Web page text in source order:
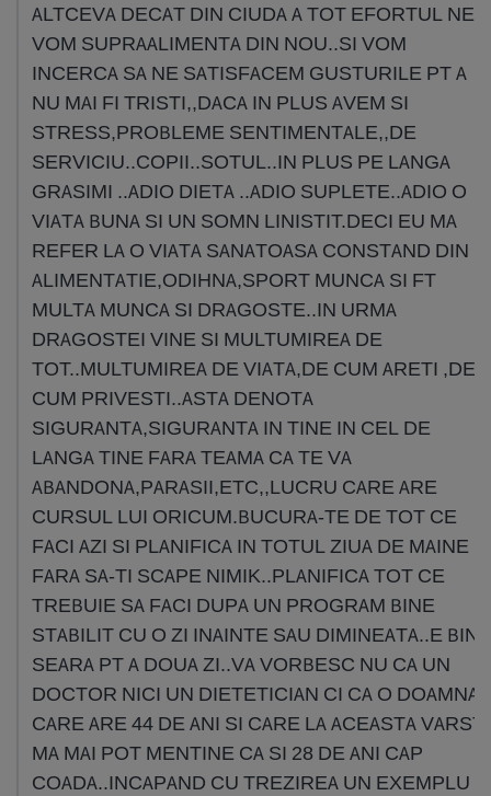
ALTCEVA DECAT DIN CIUDA A TOT EFORTUL NE
VOM SUPRAALIMENTA DIN NOU..SI VOM
INCERCA SA NE SATISFACEM GUSTURILE PT A
NU MAI FI TRISTI,,DACA IN PLUS AVEM SI
STRESS,PROBLEME SENTIMENTALE,,DE
SERVICIU..COPII..SOTUL..IN PLUS PE LANGA
GRASIMI ..ADIO DIETA ..ADIO SUPLETE..ADIO O
VIATA BUNA SI UN SOMN LINISTIT.DECI EU MA
REFER LA O VIATA SANATOASA CONSTAND DIN
ALIMENTATIE,ODIHNA,SPORT MUNCA SI FT
MULTA MUNCA SI DRAGOSTE..IN URMA
DRAGOSTEI VINE SI MULTUMIREA DE
TOT..MULTUMIREA DE VIATA,DE CUM ARETI ,DE
CUM PRIVESTI..ASTA DENOTA
SIGURANTA,SIGURANTA IN TINE IN CEL DE
LANGA TINE FARA TEAMA CA TE VA
ABANDONA,PARASII,ETC,,LUCRU CARE ARE
CURSUL LUI ORICUM.BUCURA-TE DE TOT CE
FACI AZI SI PLANIFICA IN TOTUL ZIUA DE MAINE
FARA SA-TI SCAPE NIMIK..PLANIFICA TOT CE
TREBUIE SA FACI DUPA UN PROGRAM BINE
STABILIT CU O ZI INAINTE SAU DIMINEATA..E BINE
SEARA PT A DOUA ZI..VA VORBESC NU CA UN
DOCTOR NICI UN DIETETICIAN CI CA O DOAMNA
CARE ARE 44 DE ANI SI CARE LA ACEASTA
MA MAI POT MENTINE CA SI 28 DE ANI CAP
COADA..INCAPAND CU TREZIREA UN EXEMPLU